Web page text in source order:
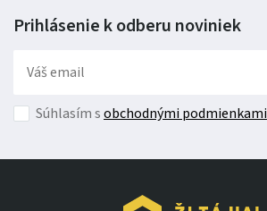
Prihlásenie k odberu noviniek
Súhlasím sobchodnými podmienkami